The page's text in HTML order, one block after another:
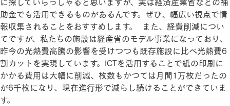
助金でも活用できるものがあるんです。ぜひ、幅広い視点で情
報収集されることをおすすめします。 また、経費削減につい
てですが、私たちの施設は経産省のモデル事業になっており、
昨今の光熱費高騰の影響を受けつつも既存施設に比べ光熱費6
割カットを実現しています。ICTを活用することで紙の印刷に
かかる費用は大幅に削減、枚数もかつては月間1万枚だったの
が6千枚になり、現在進行形で減らし続けることができていま
す。